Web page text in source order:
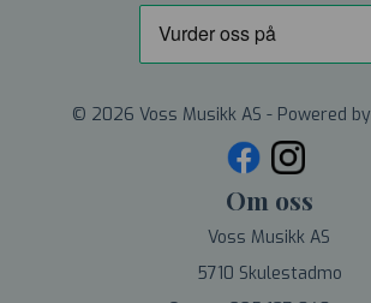
© 2026 Voss Musikk AS - Powered by
Om oss
Voss Musikk AS
5710 Skulestadmo